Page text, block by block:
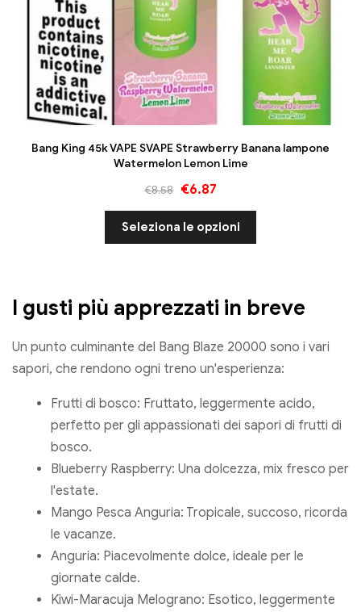
Bang King 45k VAPE SVAPE Strawberry Banana lampone
Watermelon Lemon Lime
€8.58 €6.87
Seleziona le opzioni
I gusti più apprezzati in breve
Un punto culminante del Bang Blaze 20000 sono i vari
sapori, che rendono ogni treno un'esperienza:
Frutti di bosco: Fruttato, leggermente acido,
perfetto per gli appassionati dei sapori di frutti di
bosco.
Blueberry Raspberry: Una dolcezza, mix fresco per
l'estate.
Mango Pesca Anguria: Tropicale, succoso, ricorda
le vacanze.
Anguria: Piacevolmente dolce, ideale per le
giornate calde.
Kiwi-Maracuja Melograno: Esotico, leggermente